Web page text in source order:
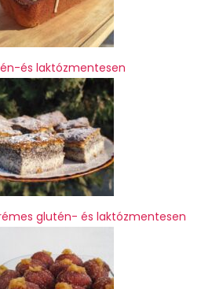
és laktózmentesen
glutén- és laktózmentesen